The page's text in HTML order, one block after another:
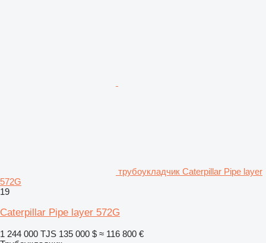
трубоукладчик Caterpillar Pipe layer
572G
19
Caterpillar Pipe layer 572G
1 244 000 TJS 135 000 $ ≈ 116 800 €